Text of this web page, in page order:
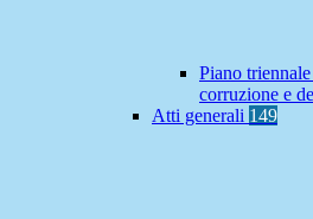
Piano
corruzione e
Atti generali 149